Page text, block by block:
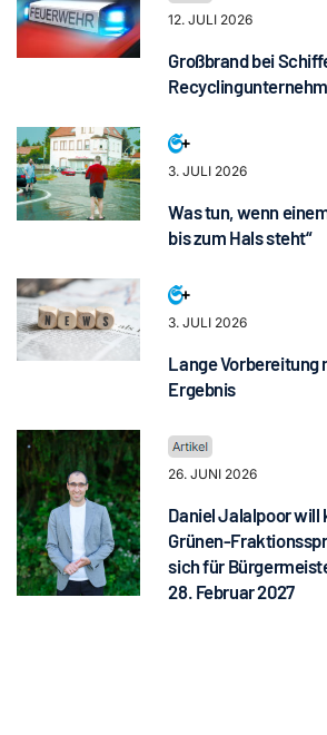
12. JULI 2026
Großbrand bei
3. JULI 2026
Was tun, wenn
bis zum Hals steht“
3. JULI 2026
Lange Vorbereitung
Ergebnis
26. JUNI 2026
Daniel Jalalpoor will
Grünen-
sich für
28. Februar 2027